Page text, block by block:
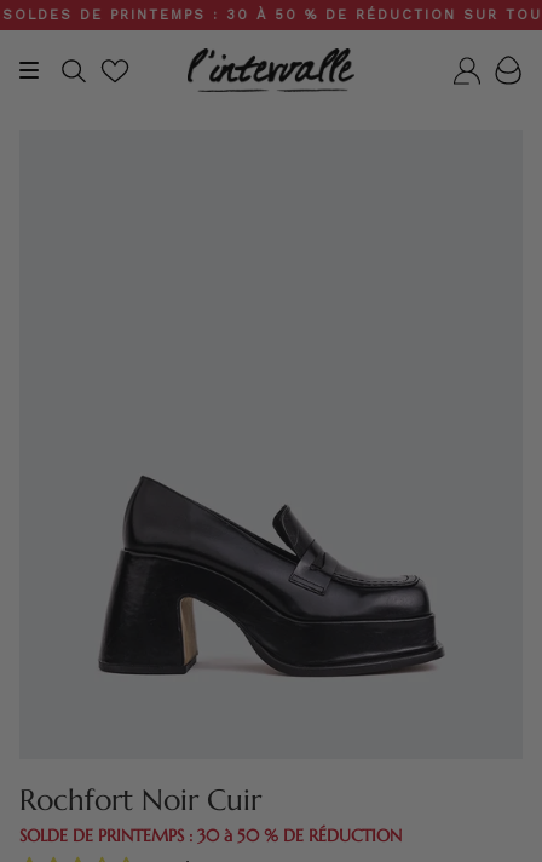
Skip
to
content
DE PRINTEMPS : 30 À 50 % DE RÉDUCTION SUR TOUT
Recherche
Rochfort Noir Cuir
SOLDE DE PRINTEMPS : 30 à 50 % DE RÉDUCTION